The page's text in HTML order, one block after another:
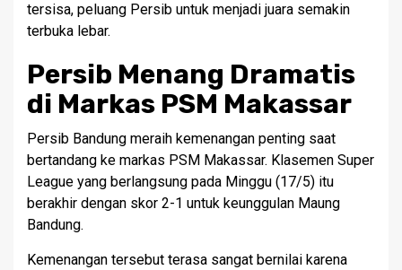
tersisa, peluang Persib untuk menjadi juara semakin
terbuka lebar.
Persib Menang Dramatis
di Markas PSM Makassar
Persib Bandung meraih kemenangan penting saat
bertandang ke markas PSM Makassar. Klasemen Super
League yang berlangsung pada Minggu (17/5) itu
berakhir dengan skor 2-1 untuk keunggulan Maung
Bandung.
Kemenangan tersebut terasa sangat bernilai karena